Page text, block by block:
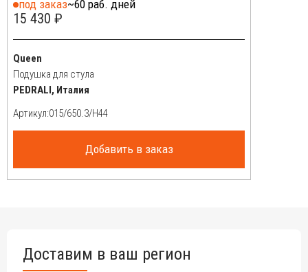
под заказ~60 раб. дней
15 430 ₽
Queen
Подушка для стула
PEDRALI, Италия
Артикул:
Добавить в заказ
Доставим в ваш регион